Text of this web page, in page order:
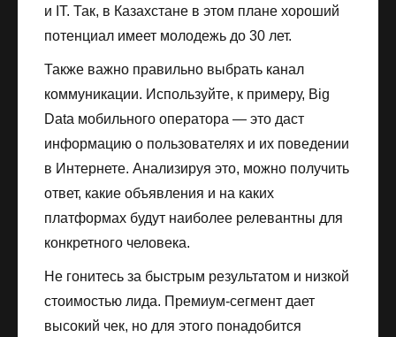
и IT. Так, в Казахстане в этом плане хороший
потенциал имеет молодежь до 30 лет.
Также важно правильно выбрать канал
коммуникации. Используйте, к примеру, Big
Data мобильного оператора — это даст
информацию о пользователях и их поведении
в Интернете. Анализируя это, можно получить
ответ, какие объявления и на каких
платформах будут наиболее релевантны для
конкретного человека.
Не гонитесь за быстрым результатом и низкой
стоимостью лида. Премиум-сегмент дает
высокий чек, но для этого понадобится